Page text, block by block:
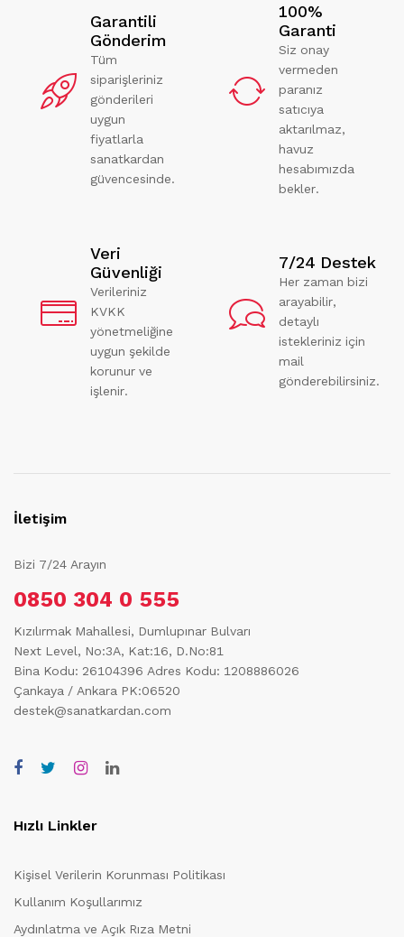
Garantili
Gönderim
Tüm
siparişleriniz
gönderileri
uygun
fiyatlarla
sanatkardan
güvencesinde.
100%
Garanti
Siz onay
vermeden
paranız
satıcıya
aktarılmaz,
havuz
hesabımızda
bekler.
Veri
Güvenliği
Verileriniz
KVKK
yönetmeliğine
uygun şekilde
korunur ve
işlenir.
7/24 Destek
Her zaman bizi
arayabilir,
detaylı
istekleriniz için
mail
gönderebilirsiniz.
İletişim
Bizi 7/24 Arayın
0850 304 0 555
Kızılırmak Mahallesi, Dumlupınar Bulvarı
Next Level, No:3A, Kat:16, D.No:81
Bina Kodu: 26104396 Adres Kodu: 1208886026
Çankaya / Ankara PK:06520
destek@sanatkardan.com
Hızlı Linkler
Kişisel Verilerin Korunması Politikası
Kullanım Koşullarımız
Aydınlatma ve Açık Rıza Metni